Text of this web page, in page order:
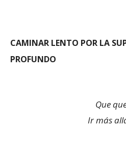
CAMINAR LENTO POR LA
PROFUNDO
Que
Ir más